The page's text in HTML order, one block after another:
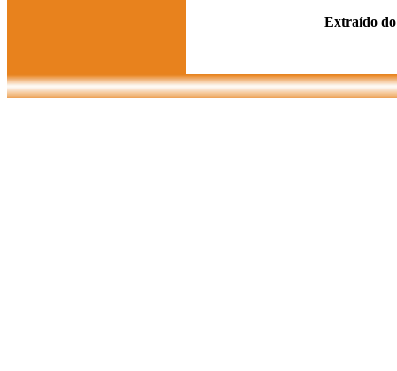
Extraído